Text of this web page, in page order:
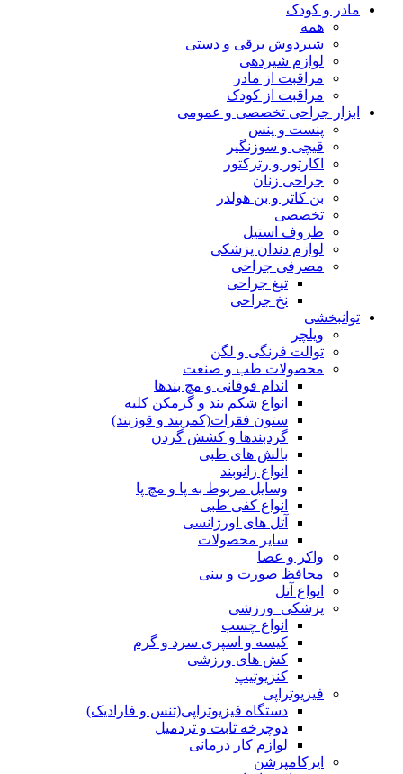
مادر و کودک
همه
شیردوش برقی و دستی
لوازم شیردهی
مراقبت از مادر
مراقبت از کودک
ابزار جراحی تخصصی و عمومی
پنست و پنس
قیچی و سوزنگیر
اکارتور و رترکتور
جراحی زنان
بن کاتر و بن هولدر
تخصصی
ظروف استیل
لوازم دندان پزشکی
مصرفی جراحی
تیغ جراحی
نخ جراحی
توانبخشی
ویلچر
توالت فرنگی و لگن
محصولات طب و صنعت
اندام فوقانی و مچ بندها
انواع شکم بند و گرمکن کلیه
ستون فقرات(کمربند و قوزبند)
گردبندها و کشش گردن
بالش های طبی
انواع زانوبند
وسایل مربوط به پا و مچ پا
انواع کفی طبی
آتل های اورژانسی
سایر محصولات
واکر و عصا
محافظ صورت و بینی
انواع آتل
پزشکی_ورزشی
انواع چسب
کیسه و اسپری سرد و گرم
کش های ورزشی
کنزیوتیپ
فیزیوتراپی
دستگاه فیزیوتراپی(تنس و فارادیک)
دوچرخه ثابت و تردمیل
لوازم کار درمانی
ایرکامپرشن